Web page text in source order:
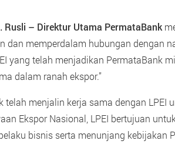
Rusli – Direktur Utama PermataBank
dan memperdalam hubungan dengan
yang telah menjadikan PermataBank
dalam ranah ekspor.”
telah menjalin kerja sama dengan
Ekspor Nasional, LPEI bertujuan
bisnis serta menunjang kebijakan